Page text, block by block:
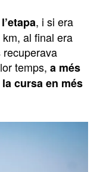
, i si era
al final era
temps, a més
cursa en més